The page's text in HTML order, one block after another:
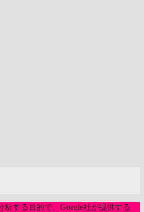
する目的で、Google社が提供する